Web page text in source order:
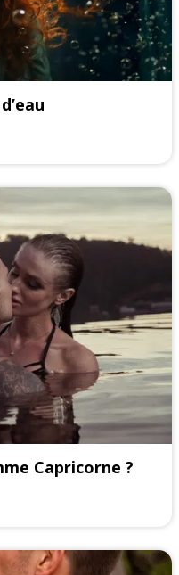
Capricorne ?